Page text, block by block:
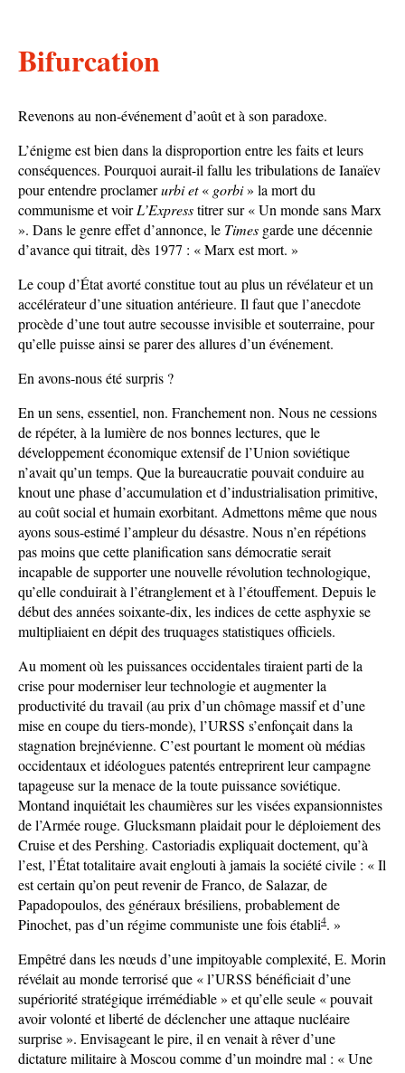
Bifurcation
Revenons au non-événement d’août et à son paradoxe.
L’énigme est bien dans la disproportion entre les faits et leurs
conséquences. Pourquoi aurait-il fallu les tribulations de Ianaïev
pour entendre proclamerurbiet« gorbi» la mort du
communisme et voirL’Expresstitrer sur « Un monde sans Marx
». Dans le genre effet d’annonce, le Times garde une décennie
d’avance qui titrait, dès 1977 : « Marx est mort. »
Le coup d’État avorté constitue tout au plus un révélateur et un
accélérateur d’une situation antérieure. Il faut que l’anecdote
procède d’une tout autre secousse invisible et souterraine, pour
qu’elle puisse ainsi se parer des allures d’un événement.
En avons-nous été surpris ?
En un sens, essentiel, non. Franchement non. Nous ne cessions
de répéter, à la lumière de nos bonnes lectures, que le
développement économique extensif de l’Union soviétique
n’avait qu’un temps. Que la bureaucratie pouvait conduire au
knout une phase d’accumulation et d’industrialisation primitive,
au coût social et humain exorbitant. Admettons même que nous
ayons sous-estimé l’ampleur du désastre. Nous n’en répétions
pas moins que cette planification sans démocratie serait
incapable de supporter une nouvelle révolution technologique,
qu’elle conduirait à l’étranglement et à l’étouffement. Depuis le
début des années soixante-dix, les indices de cette asphyxie se
multipliaient en dépit des truquages statistiques officiels.
Au moment où les puissances occidentales tiraient parti de la
crise pour moderniser leur technologie et augmenter la
productivité du travail (au prix d’un chômage massif et d’une
mise en coupe du tiers-monde), l’URSS s’enfonçait dans la
stagnation brejnévienne. C’est pourtant le moment où médias
occidentaux et idéologues patentés entreprirent leur campagne
tapageuse sur la menace de la toute puissance soviétique.
Montand inquiétait les chaumières sur les visées expansionnistes
de l’Armée rouge. Glucksmann plaidait pour le déploiement des
Cruise et des Pershing. Castoriadis expliquait doctement, qu’à
l’est, l’État totalitaire avait englouti à jamais la société civile : « Il
est certain qu’on peut revenir de Franco, de Salazar, de
Papadopoulos, des généraux brésiliens, probablement de
Pinochet, pas d’un régime communiste une fois établi4. »
Empêtré dans les nœuds d’une impitoyable complexité, E. Morin
révélait au monde terrorisé que « l’URSS bénéficiait d’une
supériorité stratégique irrémédiable » et qu’elle seule « pouvait
avoir volonté et liberté de déclencher une attaque nucléaire
surprise ». Envisageant le pire, il en venait à rêver d’une
dictature militaire à Moscou comme d’un moindre mal : « Une